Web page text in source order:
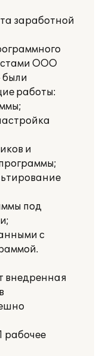
заработной
ООО
работы:
и
под
с
внедренная
рабочее